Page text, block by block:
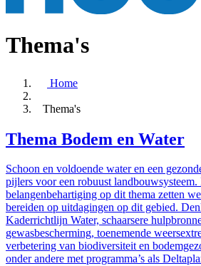
Thema's
Home
Thema's
Thema Bodem en Water
Schoon en voldoende water en een
pijlers voor een robuust landbouwsysteem.
belangenbehartiging op dit thema zetten
bereiden op uitdagingen op dit gebied.
Kaderrichtlijn Water, schaarsere
gewasbescherming, toenemende
verbetering van biodiversiteit en
onder andere met programma’s als